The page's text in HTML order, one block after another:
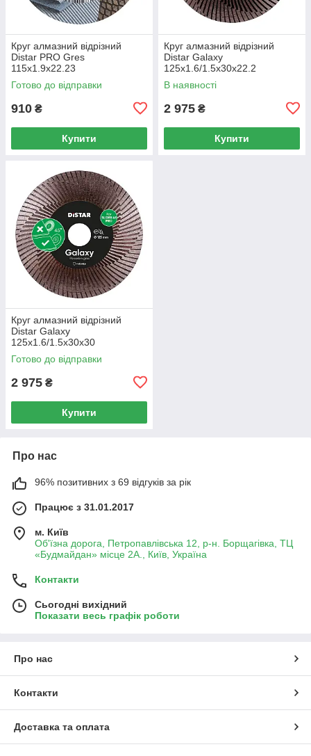
Круг алмазний вiдрiзний
Distar PRO Gres
115x1.9x22.23
Готово до відправки
910 ₴
Купити
Круг алмазний вiдрiзний
Distar Galaxy
125x1.6/1.5x30x22.2
В наявності
2 975 ₴
Купити
Круг алмазний вiдрiзний
Distar Galaxy
125x1.6/1.5x30x30
Готово до відправки
2 975 ₴
Купити
Про нас
96% позитивних з 69 відгуків за рік
Працює з 31.01.2017
м. Київ
Об'їзна дорога, Петропавлівська 12, р-н. Борщагівка, ТЦ
«Будмайдан» місце 2А., Київ, Україна
Контакти
Сьогодні вихідний
Показати весь графік роботи
Про нас
Контакти
Доставка та оплата